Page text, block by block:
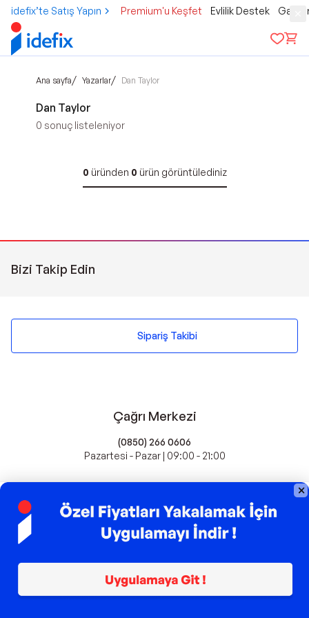
idefix’te Satış Yapın Premium'u Keşfet Evlilik Destek
Ana sayfa/ Yazarlar/ Dan Taylor
Dan Taylor
0 sonuç listeleniyor
0 üründen 0 ürün görüntülediniz
Bizi Takip Edin
Popüler Markalar
Farmasi
Xiaomi
Lavazza
Fashcolle
Pro Plan
Sipariş Takibi
Çağrı Merkezi
(0850) 266 0606
Pazartesi - Pazar | 09:00 - 21:00